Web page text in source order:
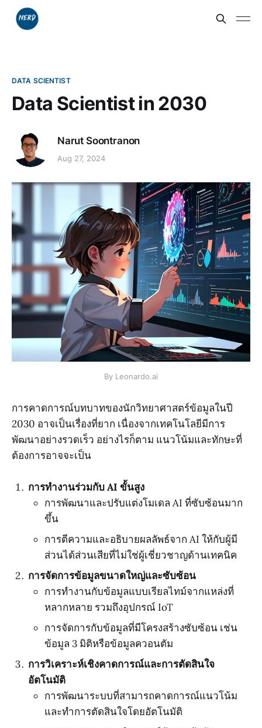
DATA SCIENTIST
Data Scientist in 2030
Narut Soontranon
Aug 27, 2024
By Leonardo.ai
การคาดการณ์บทบาทของนักวิทยาศาสตร์ข้อมูลในปี
2030 อาจเป็นเรื่องที่ยาก เนื่องจากเทคโนโลยีมีการ
พัฒนาอย่างรวดเร็ว อย่างไรก็ตาม แนวโน้มและทักษะที่
ต้องการอาจจะเป็น
การทำงานร่วมกับ AI ขั้นสูง
การพัฒนาและปรับแต่งโมเดล AI ที่ซับซ้อนมาก
ขึ้น
การตีความและอธิบายผลลัพธ์จาก AI ให้กับผู้มี
ส่วนได้ส่วนเสียที่ไม่ใช่ผู้เชี่ยวชาญด้านเทคนิค
การจัดการข้อมูลขนาดใหญ่และซับซ้อน
การทำงานกับข้อมูลแบบเรียลไทม์จากแหล่งที่
หลากหลาย รวมถึงอุปกรณ์ IoT
การจัดการกับข้อมูลที่มีโครงสร้างซับซ้อน เช่น
ข้อมูล 3 มิติหรือข้อมูลควอนตัม
การวิเคราะห์เชิงคาดการณ์และการตัดสินใจ
อัตโนมัติ
การพัฒนาระบบที่สามารถคาดการณ์แนวโน้ม
และทำการตัดสินใจโดยอัตโนมัติ